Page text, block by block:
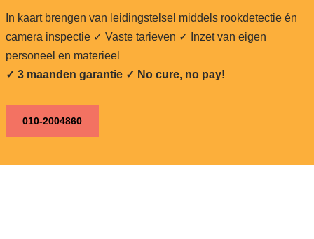
In kaart brengen van leidingstelsel middels rookdetectie én
camera inspectie ✓ Vaste tarieven ✓ Inzet van eigen
personeel en materieel
✓ 3 maanden garantie ✓ No cure, no pay!
010-2004860